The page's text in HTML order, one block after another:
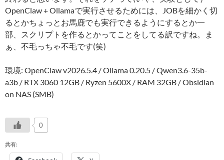
OpenClaw + Ollamaで実行させるためには、JOBを細かく切
るとかちょっとお馬鹿でも実行できるようにするとか一
部、スクリプトを作るとかってことをしてる訳ですね。ま
ぁ、不毛っちゃ不毛です(笑)
環境: OpenClaw v2026.5.4 / Ollama 0.20.5 / Qwen3.6-35b-
a3b / RTX 3060 12GB / Ryzen 5600X / RAM 32GB / Obsidian
on NAS (SMB)
0
共有: